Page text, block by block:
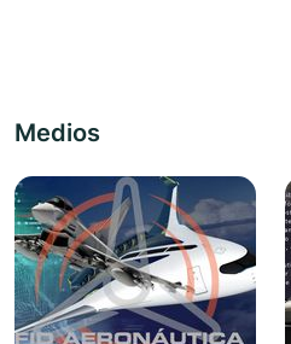
Medios